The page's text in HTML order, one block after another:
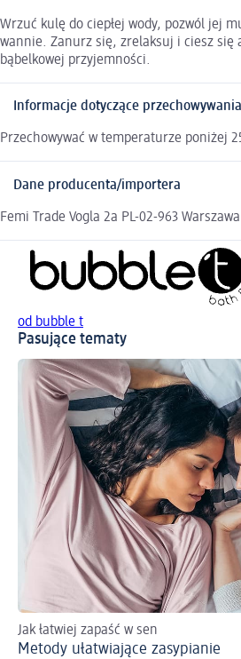
Wrzuć kulę do ciepłej wody, pozwól jej
wannie. Zanurz się, zrelaksuj i ciesz się
bąbelkowej przyjemności.
Informacje dotyczące przechowywania
Przechowywać w temperaturze poniżej
Dane producenta/importera
Femi Trade Vogla 2a PL-02-963
od bubble t
Pasujące tematy
Jak łatwiej zapaść w sen
Metody ułatwiające zasypianie